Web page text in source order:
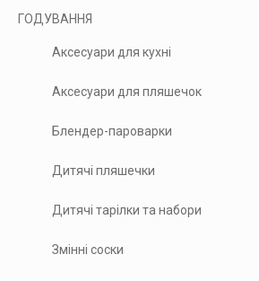
ГОДУВАННЯ
Аксесуари для кухні
Аксесуари для пляшечок
Блендер-пароварки
Дитячі пляшечки
Дитячі тарілки та набори
Змінні соски